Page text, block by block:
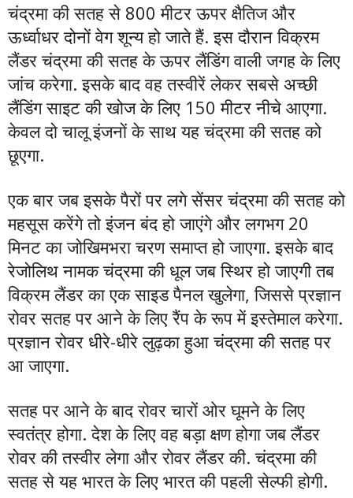
चंद्रमा की सतह से 800 मीटर ऊपर क्षैतिज और
ऊर्ध्वाधर दोनों वेग शून्य हो जाते हैं. इस दौरान विक्रम
लैंडर चंद्रमा की सतह के ऊपर लैंडिंग वाली जगह के लिए
जांच करेगा. इसके बाद वह तस्वीरें लेकर सबसे अच्छी
लैंडिंग साइट की खोज के लिए 150 मीटर नीचे आएगा.
केवल दो चालू इंजनों के साथ यह चंद्रमा की सतह को
छूएगा.
एक बार जब इसके पैरों पर लगे सेंसर चंद्रमा की सतह को
महसूस करेंगे तो इंजन बंद हो जाएंगे और लगभग 20
मिनट का जोखिमभरा चरण समाप्त हो जाएगा. इसके बाद
रेजोलिथ नामक चंद्रमा की धूल जब स्थिर हो जाएगी तब
विक्रम लैंडर का एक साइड पैनल खुलेगा, जिससे प्रज्ञान
रोवर सतह पर आने के लिए रैंप के रूप में इस्तेमाल करेगा.
प्रज्ञान रोवर धीरे-धीरे लुढ़का हुआ चंद्रमा की सतह पर
आ जाएगा.
सतह पर आने के बाद रोवर चारों ओर घूमने के लिए
स्वतंत्र होगा. देश के लिए वह बड़ा क्षण होगा जब लैंडर
रोवर की तस्वीर लेगा और रोवर लैंडर की. चंद्रमा की
सतह से यह भारत के लिए भारत की पहली सेल्फी होगी.